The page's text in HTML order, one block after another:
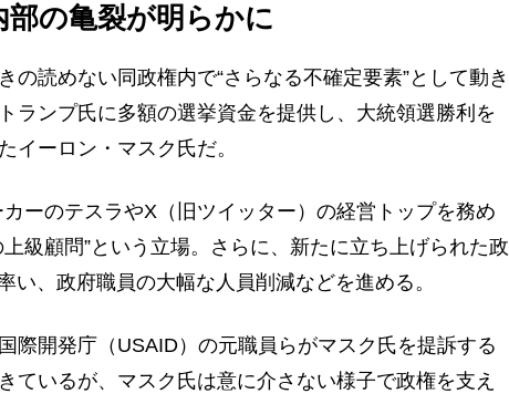
部の亀裂が明らかに
読めない同政権内で“さらなる不確定要素”として動き
ランプ氏に多額の選挙資金を提供し、大統領選勝利を
イーロン・マスク氏だ。
ーのテスラやX（旧ツイッター）の経営トップを務め
級顧問”という立場。さらに、新たに立ち上げられた政
い、政府職員の大幅な人員削減などを進める。
際開発庁（USAID）の元職員らがマスク氏を提訴する
ているが、マスク氏は意に介さない様子で政権を支え